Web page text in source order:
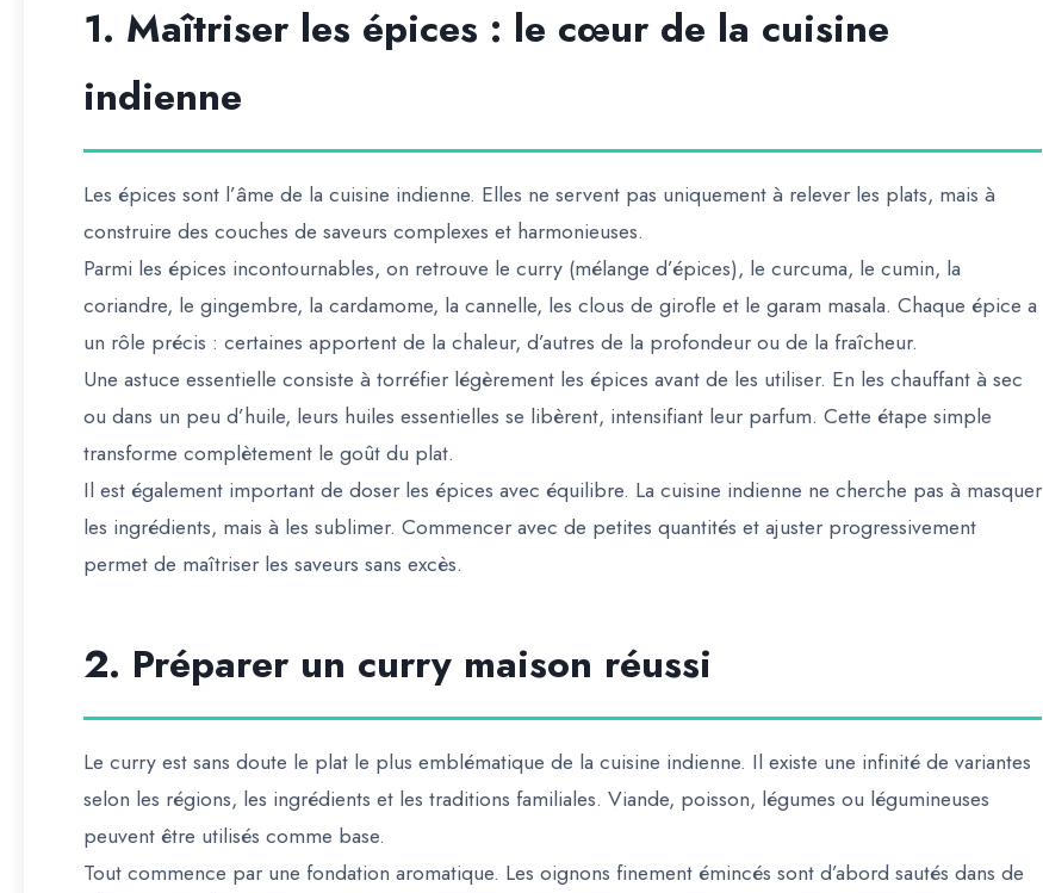
1. Maîtriser les épices : le cœur de la cuisine
indienne
Les épices sont l’âme de la cuisine indienne. Elles ne servent pas uniquement à relever les plats, mais à
construire des couches de saveurs complexes et harmonieuses.
Parmi les épices incontournables, on retrouve le curry (mélange d’épices), le curcuma, le cumin, la
coriandre, le gingembre, la cardamome, la cannelle, les clous de girofle et le garam masala. Chaque épice a
un rôle précis : certaines apportent de la chaleur, d’autres de la profondeur ou de la fraîcheur.
Une astuce essentielle consiste à torréfier légèrement les épices avant de les utiliser. En les chauffant à sec
ou dans un peu d’huile, leurs huiles essentielles se libèrent, intensifiant leur parfum. Cette étape simple
transforme complètement le goût du plat.
Il est également important de doser les épices avec équilibre. La cuisine indienne ne cherche pas à masquer
les ingrédients, mais à les sublimer. Commencer avec de petites quantités et ajuster progressivement
permet de maîtriser les saveurs sans excès.
2. Préparer un curry maison réussi
Le curry est sans doute le plat le plus emblématique de la cuisine indienne. Il existe une infinité de variantes
selon les régions, les ingrédients et les traditions familiales. Viande, poisson, légumes ou légumineuses
peuvent être utilisés comme base.
Tout commence par une fondation aromatique. Les oignons finement émincés sont d’abord sautés dans de